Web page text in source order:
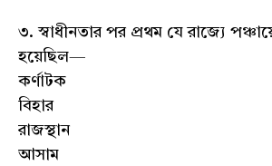
৩. স্বাধীনতার পর প্রথম যে রাজ্যে
হয়েছিল—
কর্ণাটক
বিহার
রাজস্থান
আসাম